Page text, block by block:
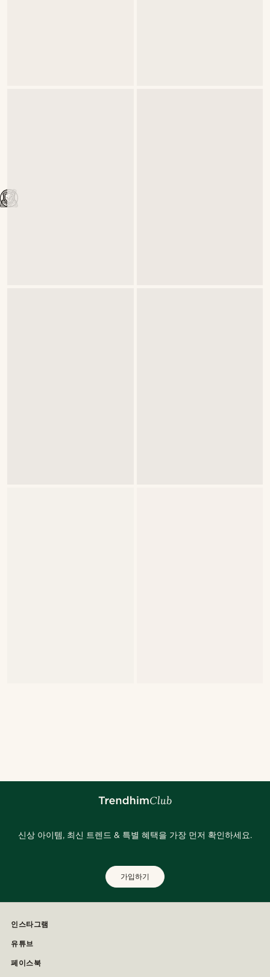
신상 아이템, 최신 트렌드 & 특별 혜택을 가장 먼저 확인하세요.
가입하기
인스타그램
유튜브
페이스북